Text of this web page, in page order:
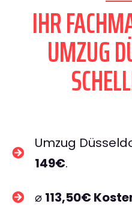
IHR
UMZUG
Umzug
149€.
⌀ 113,50€